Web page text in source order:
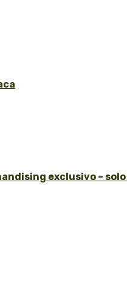
exclusivo –